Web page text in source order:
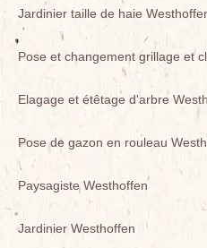
Jardinier taille de haie
Pose et changement grillage et
Elagage et étêtage d'arbre
Pose de gazon en rouleau
Paysagiste Westhoffen
Jardinier Westhoffen